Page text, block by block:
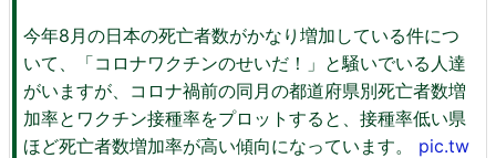
今年8月の日本の死亡者数がかなり増加している件につ
いて、「コロナワクチンのせいだ！」と騒いでいる人達
がいますが、コロナ禍前の同月の都道府県別死亡者数増
加率とワクチン接種率をプロットすると、接種率低い県
ほど死亡者数増加率が高い傾向になっています。 pic.tw